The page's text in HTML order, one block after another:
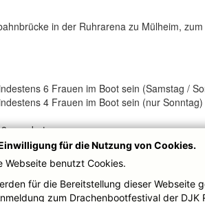
in der Ruhrarena zu Mülheim,
6 Frauen im Boot sein (Samstag /
4 Frauen im Boot sein (nur Sonntag)
angeboten.
vorgeschrieben.für die Nutzung von Cookies.
Webseite benutzt Cookies.
für die Bereitstellung dieser Webseite
zum Drachenbootfestival der DJK